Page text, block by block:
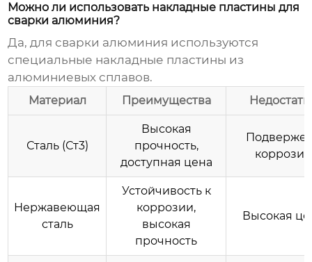
Можно ли использовать накладные пластины для
сварки алюминия?
Да, для сварки алюминия используются
специальные накладные пластины из
алюминиевых сплавов.
Материал Преимущества
Сталь (Ст3)
Высокая
прочность,
доступная цена
коррозии
Нержавеющая
сталь
Устойчивость к
коррозии,
высокая
прочность
Высокая